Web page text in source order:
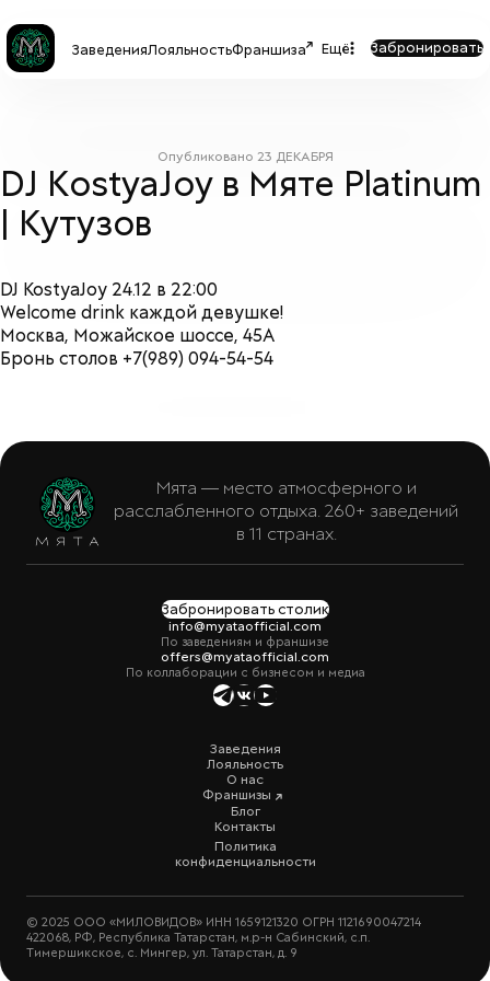
ЗаведенияЛояльностьФраншиза Ещё Забронировать
Опубликовано 23 ДЕКАБРЯ
DJ KostyaJoy в Мяте Platinum
| Кутузов
DJ KostyaJoy 24.12 в 22:00
Welcome drink каждой девушке!
Москва, Можайское шоссе, 45А
Бронь столов +7(989) 094-54-54
Мята — место атмосферного и
расслабленного отдыха. 260+ заведений
в 11 странах.
Забронировать столик
info@myataofficial.com
По заведениям и франшизе
offers@myataofficial.com
По коллаборации с бизнесом и медиа
Заведения
Лояльность
О нас
Франшизы
Блог
Контакты
Политика
конфиденциальности
© 2025 ООО «МИЛОВИДОВ» ИНН 1659121320 ОГРН 1121690047214
422068, РФ, Республика Татарстан, м.р-н Сабинский, с.п.
Тимершикское, с. Мингер, ул. Татарстан, д. 9